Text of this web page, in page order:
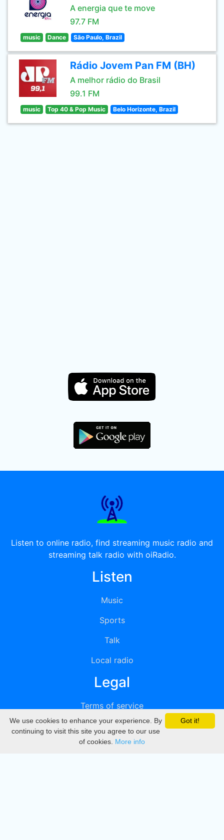
A energia que te move
97.7 FM
music Dance São Paulo, Brazil
Rádio Jovem Pan FM (BH)
A melhor rádio do Brasil
99.1 FM
music Top 40 & Pop Music Belo Horizonte, Brazil
Listen to online radio, find streaming music radio and
streaming talk radio with oiRadio.
Listen
Music
Sports
Talk
Local radio
Legal
Terms of service
Privacy
DMCA
Got it!
We use cookies to enhance your experience. By
continuing to visit this site you agree to our use
of cookies. More info